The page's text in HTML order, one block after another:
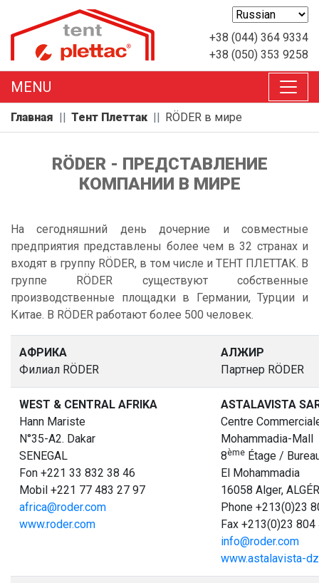
+38 (044) 364 9334
+38 (050) 353 9258
MENU
Главная Тент Плеттак RÖDER в мире
RÖDER - ПРЕДСТАВЛЕНИЕ
КОМПАНИИ В МИРЕ
На сегодняшний день дочерние и совместные
предприятия представлены более чем в 32 странах и
входят в группу RÖDER, в том числе и ТЕНТ ПЛЕТТАК. В
группе RÖDER существуют собственные
производственные площадки в Германии, Турции и
Китае. В RÖDER работают более 500 человек.
АФРИКА
Филиал RÖDER
АЛЖИР
Партнер RÖDER
WEST & CENTRAL AFRIKA
Hann Mariste
N°35-A2. Dakar
SENEGAL
Fon +221 33 832 38 46
Mobil +221 77 483 27 97
africa@roder.com
www.roder.com
ASTALAVISTA
Centre
Mohammadia-Mall
8ème Étage /
El Mohammadia
16058 Alger,
Phone +213(0)23
Fax +213(0)23 804
info@roder.com
www.astalavista-